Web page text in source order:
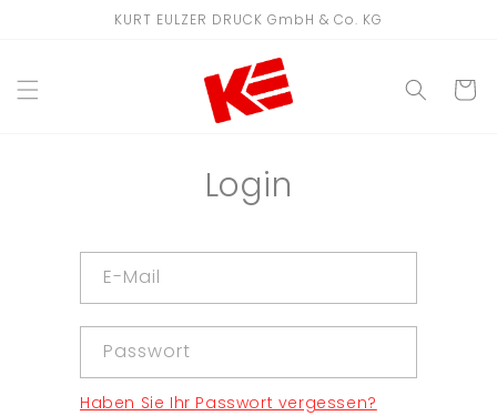
KURT EULZER DRUCK GmbH & Co. KG
Login
E-Mail
Passwort
Haben Sie Ihr Passwort vergessen?